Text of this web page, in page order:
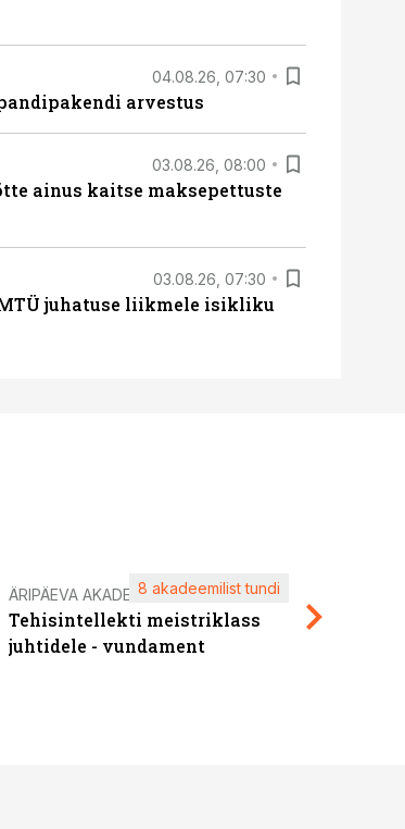
04.08.26, 07:30
arvestus
03.08.26, 08:00
ainus kaitse maksepettuste
03.08.26, 07:30
juhatuse liikmele isikliku
ÄRIPÄEVA AKADEEMIA
Tehisintellekti meistriklass
juhtidele - vundament
8 akadeemilist tundi